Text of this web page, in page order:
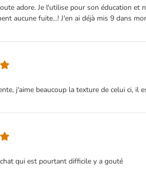
adore. Je l'utilise pour son éducation
aucune fuite...! J'en ai déjà mis 9 dans
j'aime beaucoup la texture de celui ci,
qui est pourtant difficile y a gouté